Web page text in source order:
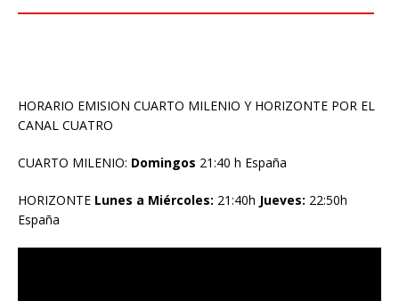
HORARIO EMISION CUARTO MILENIO Y HORIZONTE POR EL
CANAL CUATRO
CUARTO MILENIO: Domingos 21:40 h España
HORIZONTE Lunes a Miércoles: 21:40h Jueves: 22:50h
España